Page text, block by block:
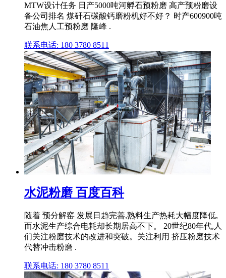
MTW设计任务 日产5000吨河孵石预粉磨 高产预粉磨设
备公司排名 煤矸石碳酸钙磨粉机好不好？ 时产600900吨
石油焦人工预粉磨 隆峰 .
联系电话: 180 3780 8511
水泥粉磨 百度百科
随着 预分解窑 发展日趋完善,熟料生产热耗大幅度降低,
而水泥生产综合电耗却长期居高不下。 20世纪80年代,人
们关注粉磨技术的改进和突破。关注利用 挤压粉磨技术
代替冲击粉磨 .
联系电话: 180 3780 8511